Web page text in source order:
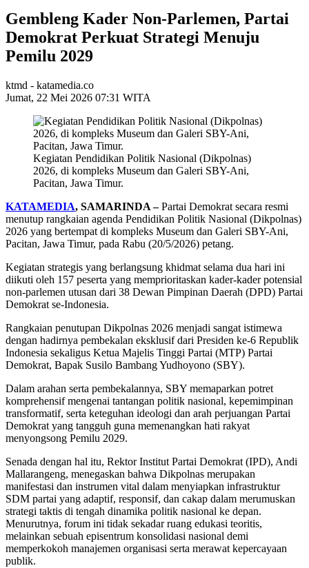
Gembleng Kader Non-Parlemen, Partai
Demokrat Perkuat Strategi Menuju
Pemilu 2029
ktmd - katamedia.co
Jumat, 22 Mei 2026 07:31 WITA
Kegiatan Pendidikan Politik Nasional (Dikpolnas)
2026, di kompleks Museum dan Galeri SBY-Ani,
Pacitan, Jawa Timur.
KATAMEDIA, SAMARINDA –Partai Demokrat secara resmi
menutup rangkaian agenda Pendidikan Politik Nasional (Dikpolnas)
2026 yang bertempat di kompleks Museum dan Galeri SBY-Ani,
Pacitan, Jawa Timur, pada Rabu (20/5/2026) petang.
Kegiatan strategis yang berlangsung khidmat selama dua hari ini
diikuti oleh 157 peserta yang memprioritaskan kader-kader potensial
non-parlemen utusan dari 38 Dewan Pimpinan Daerah (DPD) Partai
Demokrat se-Indonesia.
Rangkaian penutupan Dikpolnas 2026 menjadi sangat istimewa
dengan hadirnya pembekalan eksklusif dari Presiden ke-6 Republik
Indonesia sekaligus Ketua Majelis Tinggi Partai (MTP) Partai
Demokrat, Bapak Susilo Bambang Yudhoyono (SBY).
Dalam arahan serta pembekalannya, SBY memaparkan potret
komprehensif mengenai tantangan politik nasional, kepemimpinan
transformatif, serta keteguhan ideologi dan arah perjuangan Partai
Demokrat yang tangguh guna memenangkan hati rakyat
menyongsong Pemilu 2029.
Senada dengan hal itu, Rektor Institut Partai Demokrat (IPD), Andi
Mallarangeng, menegaskan bahwa Dikpolnas merupakan
manifestasi dan instrumen vital dalam menyiapkan infrastruktur
SDM partai yang adaptif, responsif, dan cakap dalam merumuskan
strategi taktis di tengah dinamika politik nasional ke depan.
Menurutnya, forum ini tidak sekadar ruang edukasi teoritis,
melainkan sebuah episentrum konsolidasi nasional demi
memperkokoh manajemen organisasi serta merawat kepercayaan
publik.